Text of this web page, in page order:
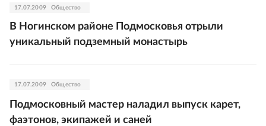
17.07.2009 Общество
В Ногинском районе Подмосковья отрыли
уникальный подземный монастырь
17.07.2009 Общество
Подмосковный мастер наладил выпуск карет,
фаэтонов, экипажей и саней